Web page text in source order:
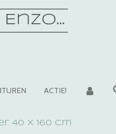
ACTIE!
40 x 160 cm